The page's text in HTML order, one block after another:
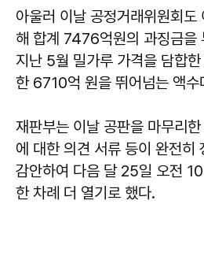
아울러 이날 공정거래위원회도
해 합계 7476억원의 과징금을
지난 5월 밀가루 가격을 담합
한 6710억 원을 뛰어넘는 액수
재판부는 이날 공판을 마무리
에 대한 의견 서류 등이 완전히
감안하여 다음 달 25일 오전
한 차례 더 열기로 했다.